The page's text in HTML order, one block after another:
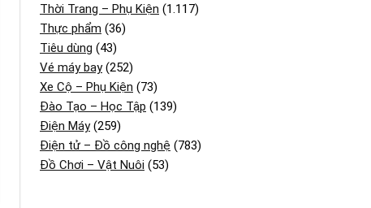
Thời Trang – Phụ Kiện (1.117)
Thực phẩm (36)
Tiêu dùng (43)
Vé máy bay(252)
Xe Cộ – Phụ Kiện (73)
Đào Tạo – Học Tập (139)
Điện Máy(259)
Điện tử – Đồ công nghệ (783)
Đồ Chơi – Vật Nuôi (53)